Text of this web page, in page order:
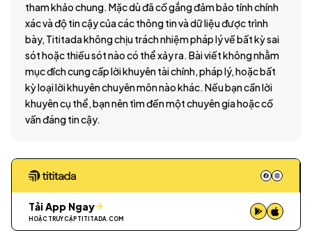
tham khảo chung. Mặc dù đã cố gắng đảm bảo tính chính
xác và độ tin cậy của các thông tin và dữ liệu được trình
bày, Tititada không chịu trách nhiệm pháp lý về bất kỳ sai
sót hoặc thiếu sót nào có thể xảy ra. Bài viết không nhằm
mục đích cung cấp lời khuyên tài chính, pháp lý, hoặc bất
kỳ loại lời khuyên chuyên môn nào khác. Nếu bạn cần lời
khuyên cụ thể, bạn nên tìm đến một chuyên gia hoặc cố
vấn đáng tin cậy.
Tải App Ngay
HOẶC TRUY CẬP TITITADA.COM